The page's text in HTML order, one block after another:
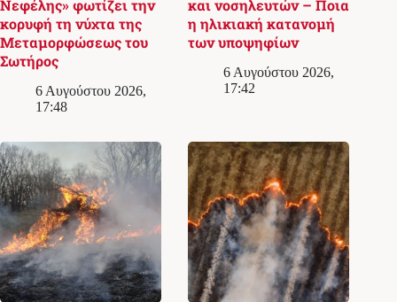
Νεφέλης» φωτίζει την
κορυφή τη νύχτα της
Μεταμορφώσεως του
Σωτήρος
6 Αυγούστου 2026,
17:48
και νοσηλευτών – Ποια
η ηλικιακή κατανομή
των υποψηφίων
6 Αυγούστου 2026,
17:42